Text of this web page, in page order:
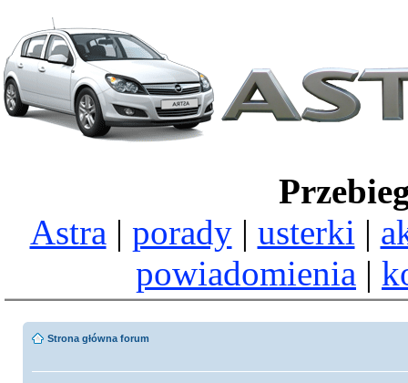
Astra | porady| usterki |
powiadomienia |
Strona główna forum